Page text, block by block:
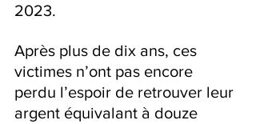
2023.
Après plus de dix ans, ces
victimes n’ont pas encore
perdu l’espoir de retrouver leur
argent équivalant à douze